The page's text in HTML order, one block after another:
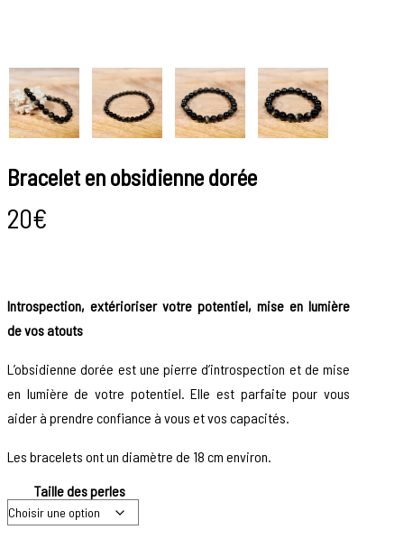
Bracelet en obsidienne dorée
20€
Introspection, extérioriser votre potentiel, mise en lumière
de vos atouts
L’obsidienne dorée est une pierre d’introspection et de mise
en lumière de votre potentiel. Elle est parfaite pour vous
aider à prendre confiance à vous et vos capacités.
Les bracelets ont un diamètre de 18 cm environ.
Taille des perles